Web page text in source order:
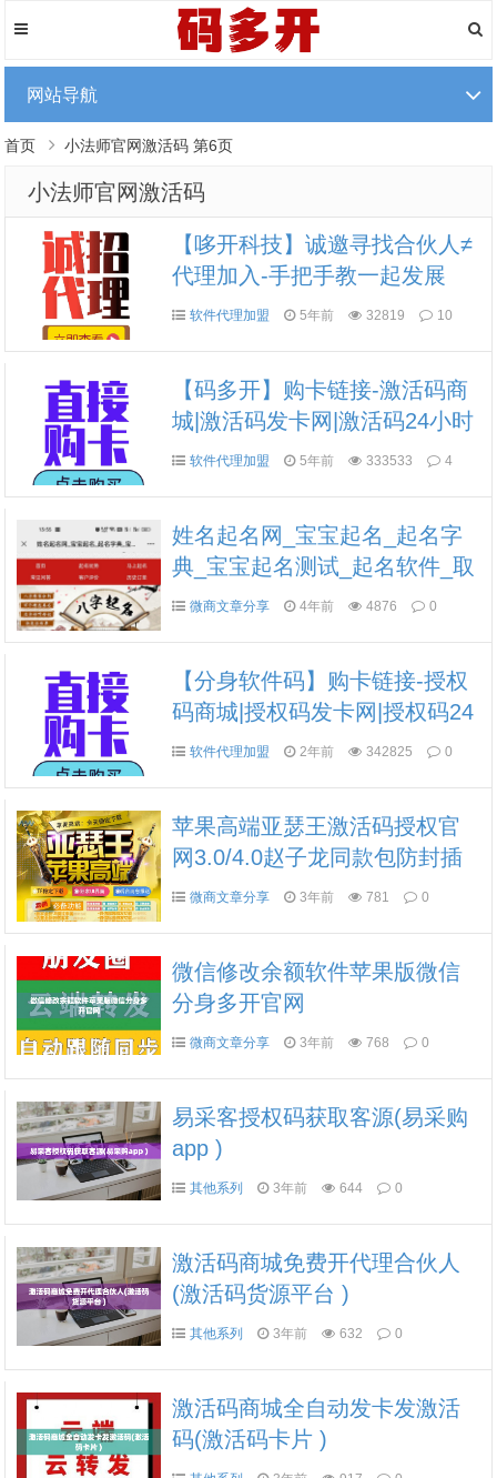
网站导航
首页 小法师官网激活码 第6页
小法师官网激活码
【哆开科技】诚邀寻找合伙人≠
代理加入-手把手教一起发展
软件代理加盟 5年前 32819 10
【码多开】购卡链接-激活码商
城|激活码发卡网|激活码24小时
自助发卡|点击进入
软件代理加盟 5年前 333533 4
姓名起名网_宝宝起名_起名字
典_宝宝起名测试_起名软件_取
名网_起名网
微商文章分享 4年前 4876 0
【分身软件码】购卡链接-授权
码商城|授权码发卡网|授权码24
小时自助发卡|点击进入
软件代理加盟 2年前 342825 0
苹果高端亚瑟王激活码授权官
网3.0/4.0赵子龙同款包防封插
件智能检测健尸粉分身多开微
微商文章分享 3年前 781 0
微信修改余额软件苹果版微信
分身多开官网
微商文章分享 3年前 768 0
易采客授权码获取客源(易采购
app )
其他系列 3年前 644 0
激活码商城免费开代理合伙人
(激活码货源平台 )
其他系列 3年前 632 0
激活码商城全自动发卡发激活
码(激活码卡片 )